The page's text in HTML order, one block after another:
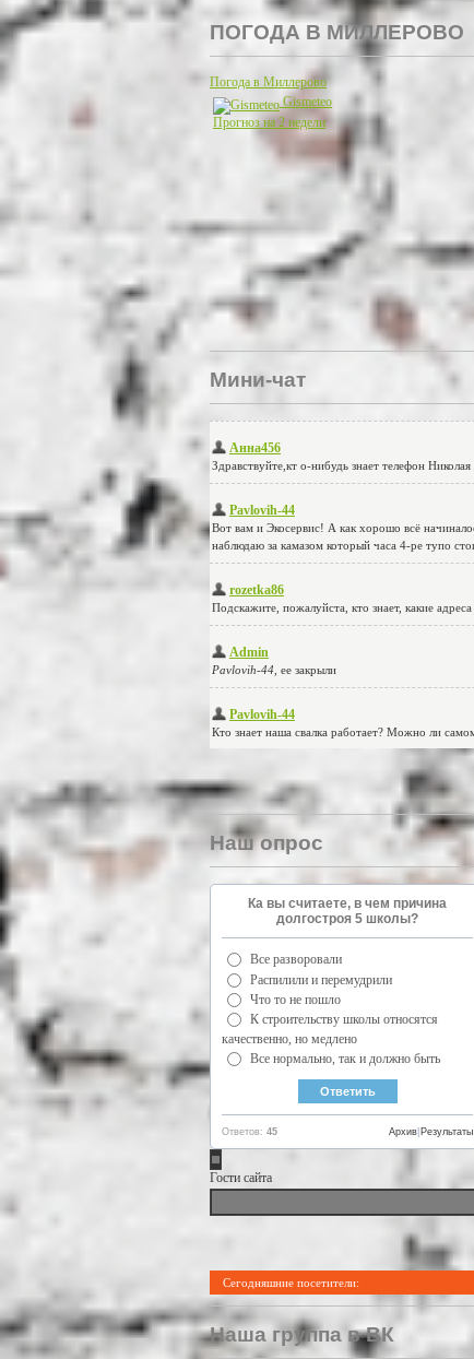
ПОГОДА В МИЛЛЕРОВО
Погода в Миллерово
Gismeteo
Прогноз на 2 недели
Мини-чат
Наш опрос
Ка вы считаете, в чем причина
долгостроя 5 школы?
Все разворовали
Распилили и перемудрили
Что то не пошло
К строительству школы относятся
качественно, но медлено
Все нормально, так и должно быть
Ответов: 45 Результаты
Архив
Гости сайта
Сегодняшние посетители:
Наша группа в ВК